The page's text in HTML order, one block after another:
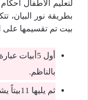
لتعليم الأطفال
بطريقة نور البيان،
بيت تم تقسيمها على
أول
بالناظم.
ثم